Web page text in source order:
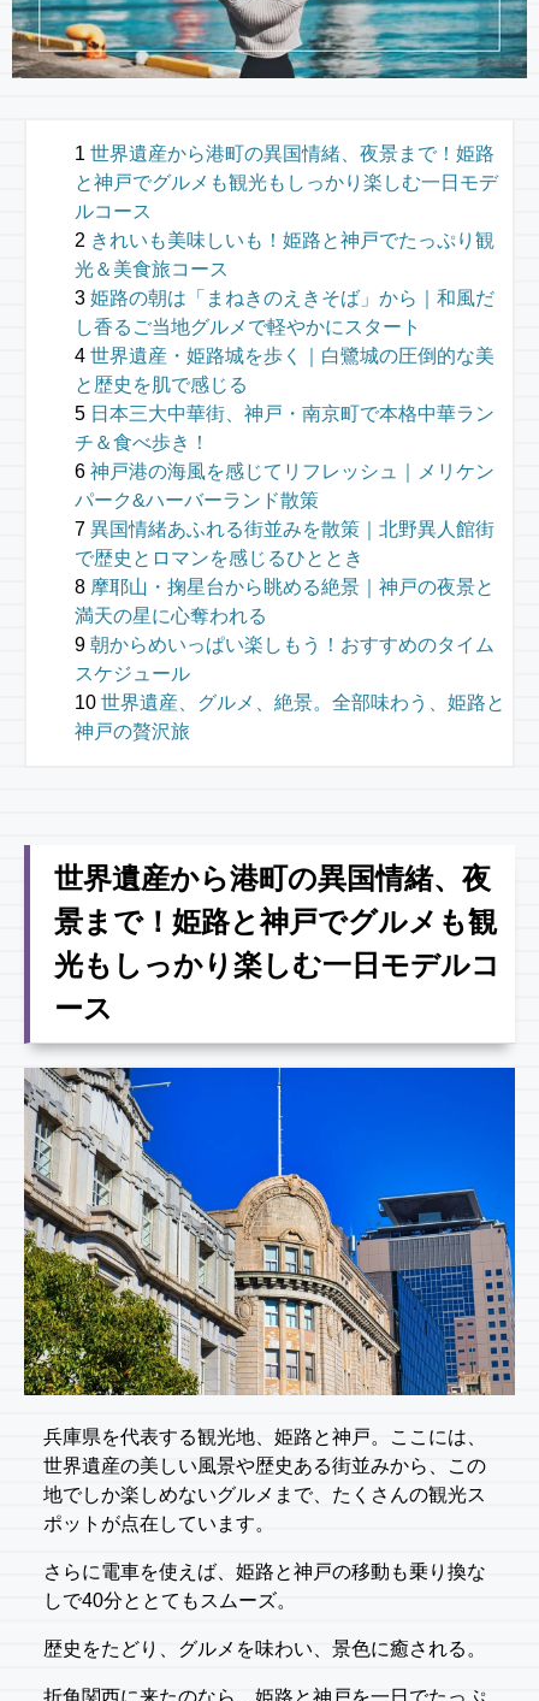
世界遺産から港町の異国情緒、夜景まで！姫路
と神戸でグルメも観光もしっかり楽しむ一日モデ
ルコース
きれいも美味しいも！姫路と神戸でたっぷり観
光＆美食旅コース
姫路の朝は「まねきのえきそば」から｜和風だ
し香るご当地グルメで軽やかにスタート
世界遺産・姫路城を歩く｜白鷺城の圧倒的な美
と歴史を肌で感じる
日本三大中華街、神戸・南京町で本格中華ラン
チ＆食べ歩き！
神戸港の海風を感じてリフレッシュ｜メリケン
パーク&ハーバーランド散策
異国情緒あふれる街並みを散策｜北野異人館街
で歴史とロマンを感じるひととき
摩耶山・掬星台から眺める絶景｜神戸の夜景と
満天の星に心奪われる
朝からめいっぱい楽しもう！おすすめのタイム
スケジュール
世界遺産、グルメ、絶景。全部味わう、姫路と
神戸の贅沢旅
世界遺産から港町の異国情緒、夜
景まで！姫路と神戸でグルメも観
光もしっかり楽しむ一日モデルコ
ース
兵庫県を代表する観光地、姫路と神戸。ここには、
世界遺産の美しい風景や歴史ある街並みから、この
地でしか楽しめないグルメまで、たくさんの観光ス
ポットが点在しています。
さらに電車を使えば、姫路と神戸の移動も乗り換な
しで40分ととてもスムーズ。
歴史をたどり、グルメを味わい、景色に癒される。
折角関西に来たのなら、姫路と神戸を一日でたっぷ